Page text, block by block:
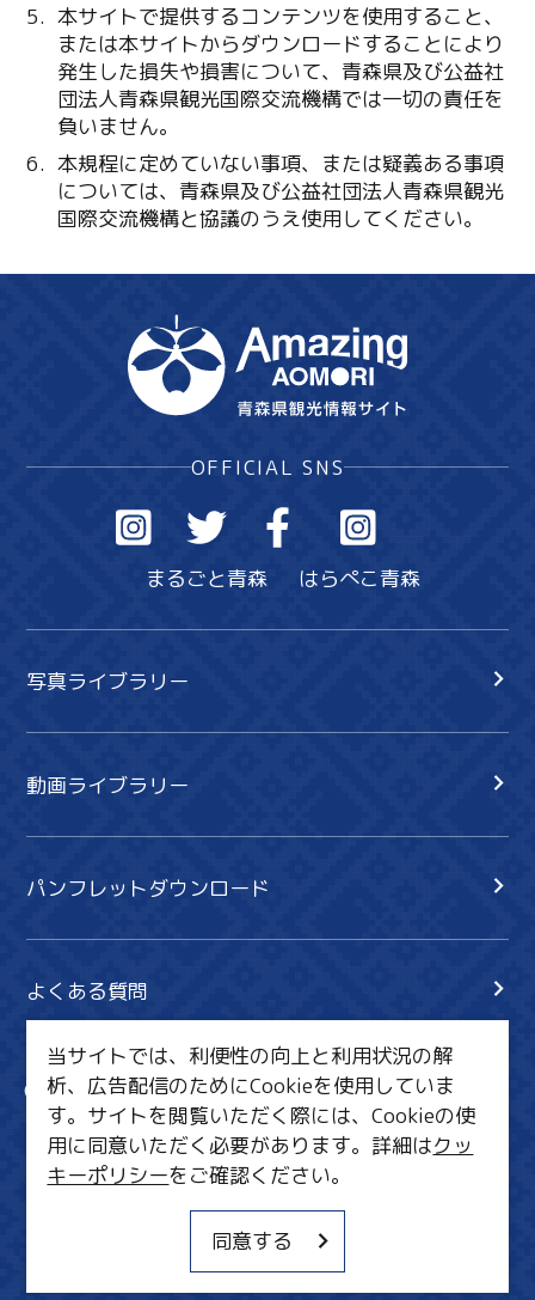
本サイトで提供するコンテンツを使用すること、
または本サイトからダウンロードすることにより
発生した損失や損害について、青森県及び公益社
団法人青森県観光国際交流機構では一切の責任を
負いません。
本規程に定めていない事項、または疑義ある事項
については、青森県及び公益社団法人青森県観光
国際交流機構と協議のうえ使用してください。
OFFICIAL SNS
まるごと青森 はらぺこ青森
写真ライブラリー
動画ライブラリー
パンフレットダウンロード
よくある質問
サイト内検索
共有
行きたいリスト
MICE・教育・観光事業者の皆様へ
当サイトでは、利便性の向上と利用状況の解
析、広告配信のためにCookieを使用していま
す。サイトを閲覧いただく際には、Cookieの使
用に同意いただく必要があります。詳細はクッ
キーポリシーをご確認ください。
同意する